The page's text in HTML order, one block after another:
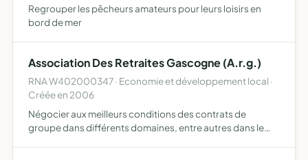
Regrouper les pêcheurs amateurs pour leurs loisirs en
bord de mer
Association Des Retraites Gascogne (A.r.g.)
RNA W402000347 · Economie et développement local ·
Créée en 2006
Négocier aux meilleurs conditions des contrats de
groupe dans différents domaines, entre autres dans le